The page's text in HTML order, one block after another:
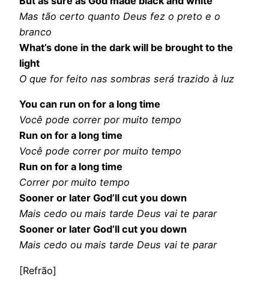
Mas tão certo quanto Deus fez o preto e o
branco
What’s done in the dark will be brought to the
light
O que for feito nas sombras será trazido à luz
You can run on for a long time
Você pode correr por muito tempo
Run on for a long time
Você pode correr por muito tempo
Run on for a long time
Correr por muito tempo
Sooner or later God’ll cut you down
Mais cedo ou mais tarde Deus vai te parar
Sooner or later God’ll cut you down
Mais cedo ou mais tarde Deus vai te parar
[Refrão]